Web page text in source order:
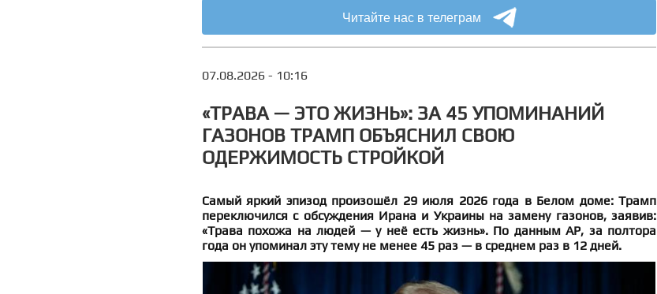
Читайте нас в телеграм
07.08.2026 - 10:16
«ТРАВА — ЭТО ЖИЗНЬ»: ЗА 45 УПОМИНАНИЙ
ГАЗОНОВ ТРАМП ОБЪЯСНИЛ СВОЮ
ОДЕРЖИМОСТЬ СТРОЙКОЙ
Самый яркий эпизод произошёл 29 июля 2026 года в Белом доме: Трамп
переключился с обсуждения Ирана и Украины на замену газонов, заявив:
«Трава похожа на людей — у неё есть жизнь». По данным AP, за полтора
года он упоминал эту тему не менее 45 раз — в среднем раз в 12 дней.